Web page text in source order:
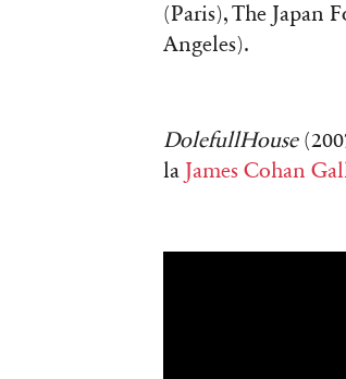
(Paris), The Japan
Angeles).
DolefullHouse
la James Cohan